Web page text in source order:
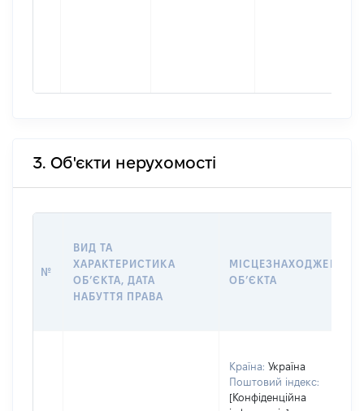
3. Об'єкти нерухомості
№
ВИД ТА
ХАРАКТЕРИСТИКА
ОБʼЄКТА, ДАТА
НАБУТТЯ ПРАВА
МІСЦЕЗНАХОДЖЕННЯ
ОБʼЄКТА
Країна: Україна
Поштовий індекс:
[Конфіденційна